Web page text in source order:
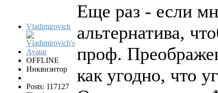
Vladimirovich
OFFLINE
Инквизитор
Posts: 117127
Еще раз - если
альтернатива,
проф.
как угодно, что